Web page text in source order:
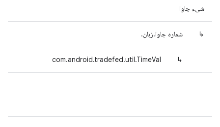
شیء جاوا
↳ شماره جاوا.زبان.
↳
com.android.tradefed.util.TimeVal